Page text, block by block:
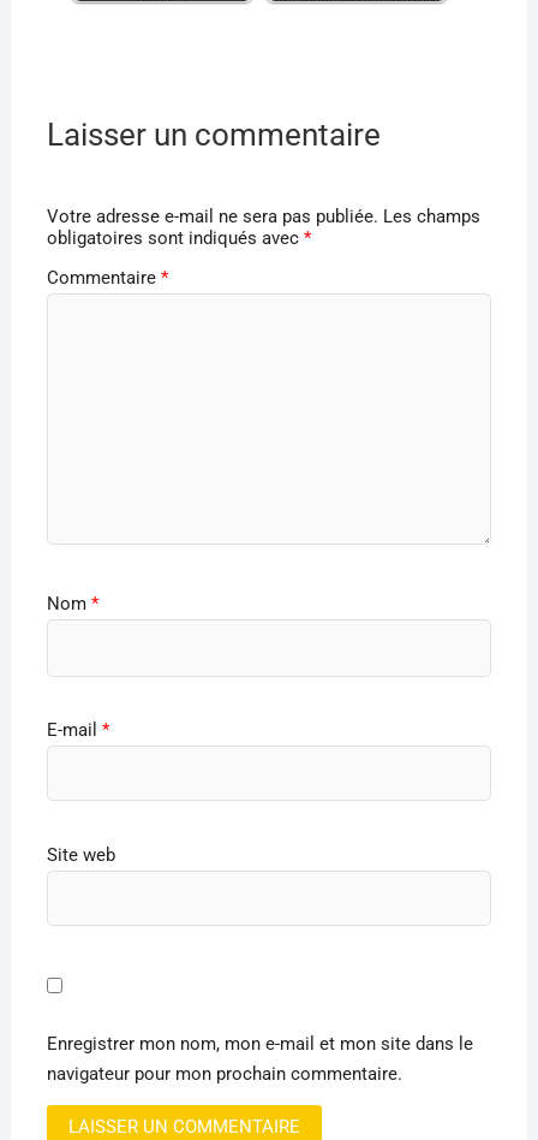
Laisser un commentaire
Votre adresse e-mail ne sera pas publiée. Les champs
obligatoires sont indiqués avec *
Commentaire *
Nom *
E-mail *
Site web
Enregistrer mon nom, mon e-mail et mon site dans le
navigateur pour mon prochain commentaire.